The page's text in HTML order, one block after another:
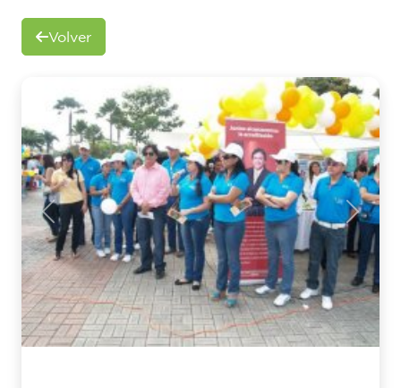
Volver
Previous Next